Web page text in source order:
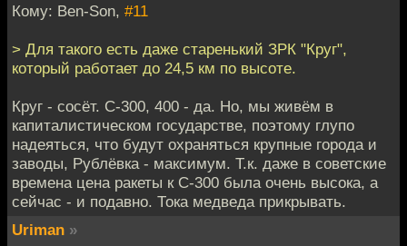
Кому: Ben-Son, #11
> Для такого есть даже старенький ЗРК "Круг",
который работает до 24,5 км по высоте.
Круг - сосёт. С-300, 400 - да. Но, мы живём в
капиталистическом государстве, поэтому глупо
надеяться, что будут охраняться крупные города и
заводы, Рублёвка - максимум. Т.к. даже в советские
времена цена ракеты к С-300 была очень высока, а
сейчас - и подавно. Тока медведа прикрывать.
Uriman »